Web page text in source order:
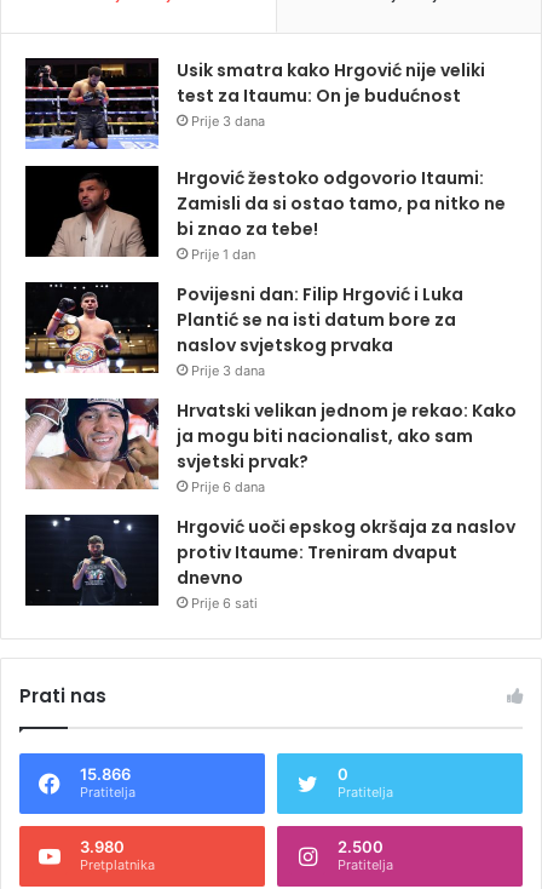
Usik smatra kako Hrgović nije veliki
test za Itaumu: On je budućnost
Prije 3 dana
Hrgović žestoko odgovorio Itaumi:
Zamisli da si ostao tamo, pa nitko ne
bi znao za tebe!
Prije 1 dan
Povijesni dan: Filip Hrgović i Luka
Plantić se na isti datum bore za
naslov svjetskog prvaka
Prije 3 dana
Hrvatski velikan jednom je rekao: Kako
ja mogu biti nacionalist, ako sam
svjetski prvak?
Prije 6 dana
Hrgović uoči epskog okršaja za naslov
protiv Itaume: Treniram dvaput
dnevno
Prije 6 sati
Prati nas
15.866
Pratitelja
0
Pratitelja
3.980
Pretplatnika
2.500
Pratitelja